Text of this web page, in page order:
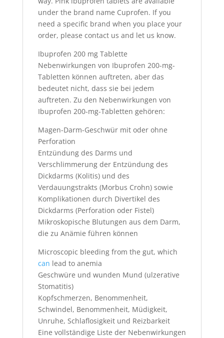
under the brand name Cuprofen. If you
need a specific brand when you place your
order, please contact us and let us know.
Ibuprofen 200 mg Tablette
Nebenwirkungen von Ibuprofen 200-mg-
Tabletten können auftreten, aber das
bedeutet nicht, dass sie bei jedem
auftreten. Zu den Nebenwirkungen von
Ibuprofen 200-mg-Tabletten gehören:
Magen-Darm-Geschwür mit oder ohne
Perforation
Entzündung des Darms und
Verschlimmerung der Entzündung des
Dickdarms (Kolitis) und des
Verdauungstrakts (Morbus Crohn) sowie
Komplikationen durch Divertikel des
Dickdarms (Perforation oder Fistel)
Mikroskopische Blutungen aus dem Darm,
die zu Anämie führen können
Microscopic bleeding from the gut, which
can lead to anemia
Geschwüre und wunden Mund (ulzerative
Stomatitis)
Kopfschmerzen, Benommenheit,
Schwindel, Benommenheit, Müdigkeit,
Unruhe, Schlaflosigkeit und Reizbarkeit
Eine vollständige Liste der Nebenwirkungen